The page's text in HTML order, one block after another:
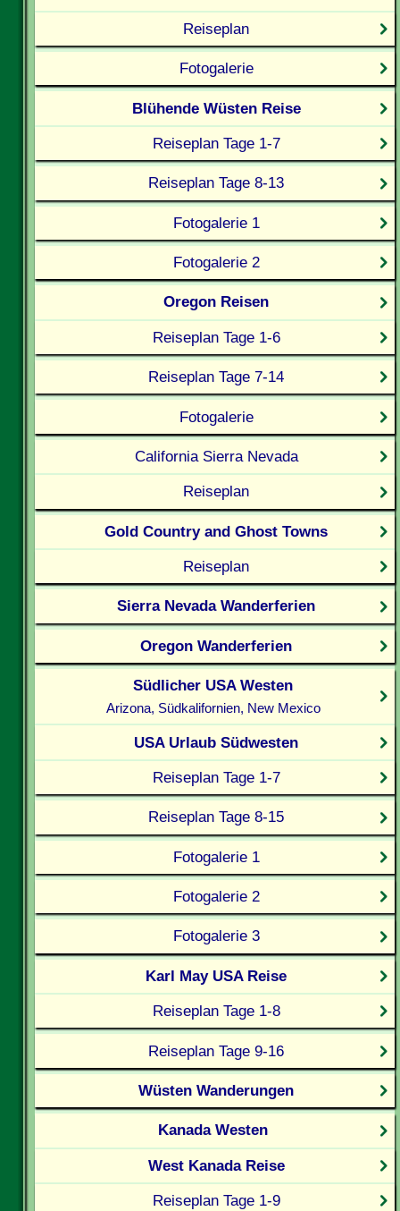
Reiseplan
Fotogalerie
Blühende Wüsten Reise
Reiseplan Tage 1-7
Reiseplan Tage 8-13
Fotogalerie 1
Fotogalerie 2
Oregon Reisen
Reiseplan Tage 1-6
Reiseplan Tage 7-14
Fotogalerie
California Sierra Nevada
Reiseplan
Gold Country and Ghost Towns
Reiseplan
Sierra Nevada Wanderferien
Oregon Wanderferien
Südlicher USA Westen
Arizona, Südkalifornien, New Mexico
USA Urlaub Südwesten
Reiseplan Tage 1-7
Reiseplan Tage 8-15
Fotogalerie 1
Fotogalerie 2
Fotogalerie 3
Karl May USA Reise
Reiseplan Tage 1-8
Reiseplan Tage 9-16
Wüsten Wanderungen
Kanada Westen
West Kanada Reise
Reiseplan Tage 1-9